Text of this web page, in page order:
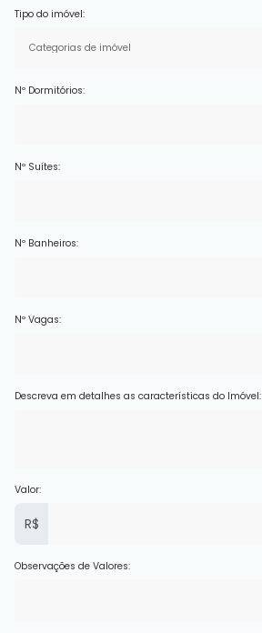
Tipo do imóvel:
Categorias de imóvel
Nº Dormitórios:
Nº Suítes:
Nº Banheiros:
Nº Vagas:
Descreva em detalhes as características do Imóvel:
Valor:
R$
Observações de Valores: